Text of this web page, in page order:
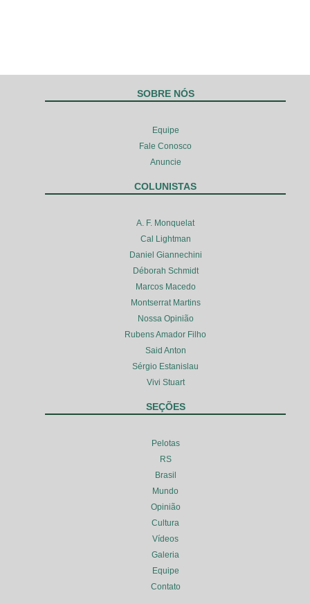
SOBRE NÓS
Equipe
Fale Conosco
Anuncie
COLUNISTAS
A. F. Monquelat
Cal Lightman
Daniel Giannechini
Déborah Schmidt
Marcos Macedo
Montserrat Martins
Nossa Opinião
Rubens Amador Filho
Said Anton
Sérgio Estanislau
Vivi Stuart
SEÇÕES
Pelotas
RS
Brasil
Mundo
Opinião
Cultura
Vídeos
Galeria
Equipe
Contato